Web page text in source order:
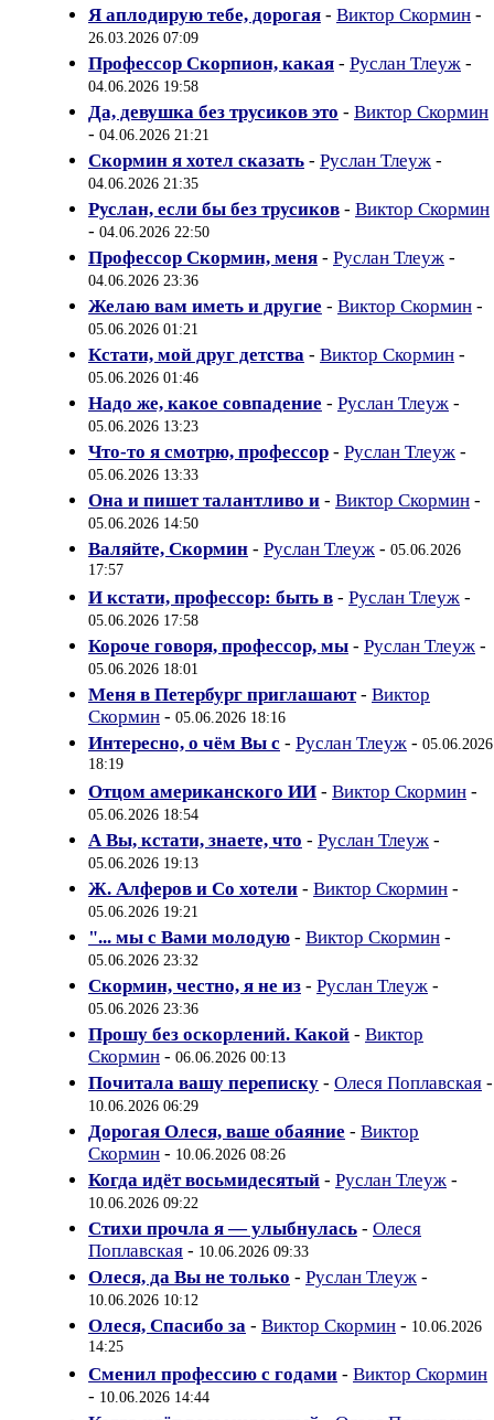
Я аплодирую тебе, дорогая - Виктор Скормин -
26.03.2026 07:09
Профессор Скорпион, какая - Руслан Тлеуж -
04.06.2026 19:58
Да, девушка без трусиков это - Виктор Скормин
- 04.06.2026 21:21
Скормин я хотел сказать - Руслан Тлеуж -
04.06.2026 21:35
Руслан, если бы без трусиков - Виктор Скормин
- 04.06.2026 22:50
Профессор Скормин, меня - Руслан Тлеуж -
04.06.2026 23:36
Желаю вам иметь и другие - Виктор Скормин -
05.06.2026 01:21
Кстати, мой друг детства - Виктор Скормин -
05.06.2026 01:46
Надо же, какое совпадение - Руслан Тлеуж -
05.06.2026 13:23
Что-то я смотрю, профессор - Руслан Тлеуж -
05.06.2026 13:33
Она и пишет талантливо и - Виктор Скормин -
05.06.2026 14:50
Валяйте, Скормин - Руслан Тлеуж - 05.06.2026
17:57
И кстати, профессор: быть в - Руслан Тлеуж -
05.06.2026 17:58
Короче говоря, профессор, мы - Руслан Тлеуж -
05.06.2026 18:01
Меня в Петербург приглашают- Виктор
Скормин - 05.06.2026 18:16
Интересно, о чём Вы с - Руслан Тлеуж - 05.06.2026
18:19
Отцом американского ИИ - Виктор Скормин -
05.06.2026 18:54
А Вы, кстати, знаете, что - Руслан Тлеуж -
05.06.2026 19:13
Ж. Алферов и Со хотели - Виктор Скормин -
05.06.2026 19:21
"... мы с Вами молодую - Виктор Скормин -
05.06.2026 23:32
Скормин, честно, я не из - Руслан Тлеуж -
05.06.2026 23:36
Прошу без оскорлений. Какой - Виктор
Скормин - 06.06.2026 00:13
Почитала вашу переписку - Олеся Поплавская -
10.06.2026 06:29
Дорогая Олеся, ваше обаяние - Виктор
Скормин - 10.06.2026 08:26
Когда идёт восьмидесятый - Руслан Тлеуж -
10.06.2026 09:22
Стихи прочла я — улыбнулась - Олеся
Поплавская - 10.06.2026 09:33
Олеся, да Вы не только - Руслан Тлеуж -
10.06.2026 10:12
Олеся, Спасибо за - Виктор Скормин - 10.06.2026
14:25
Сменил профессию с годами - Виктор Скормин
- 10.06.2026 14:44